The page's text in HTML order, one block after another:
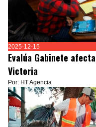
2025-12-15
Evalúa Gabinete
Victoria
Por: HT Agencia